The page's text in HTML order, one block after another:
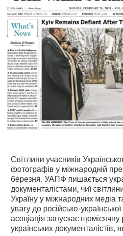
Світлини учасників
фотографів у міжнародній
березня. УАПФ пишається
документалістами, чиї
Україну у міжнародних медіа
увагу до російсько-
асоціація запускає
українських документалістів,